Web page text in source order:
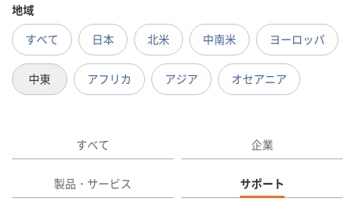
地域
すべて
日本 北米 中南米 ヨーロッパ
中東 アフリカ アジア オセアニア
すべて 企業
製品・サービス サポート